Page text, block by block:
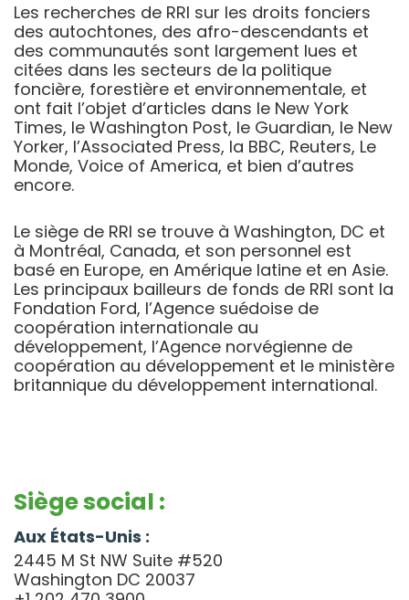
Les recherches de RRI sur les droits fonciers
des autochtones, des afro-descendants et
des communautés sont largement lues et
citées dans les secteurs de la politique
foncière, forestière et environnementale, et
ont fait l’objet d’articles dans le New York
Times, le Washington Post, le Guardian, le New
Yorker, l’Associated Press, la BBC, Reuters, Le
Monde, Voice of America, et bien d’autres
encore.
Le siège de RRI se trouve à Washington, DC et
à Montréal, Canada, et son personnel est
basé en Europe, en Amérique latine et en Asie.
Les principaux bailleurs de fonds de RRI sont la
Fondation Ford, l’Agence suédoise de
coopération internationale au
développement, l’Agence norvégienne de
coopération au développement et le ministère
britannique du développement international.
Siège social :
Aux États-Unis :
2445 M St NW Suite #520
Washington DC 20037